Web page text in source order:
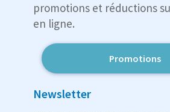
promotions et réductions
en ligne.
Promotions
Newsletter